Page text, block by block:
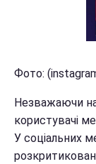
Фото:
Незважаючи
користувачі
У соціальних